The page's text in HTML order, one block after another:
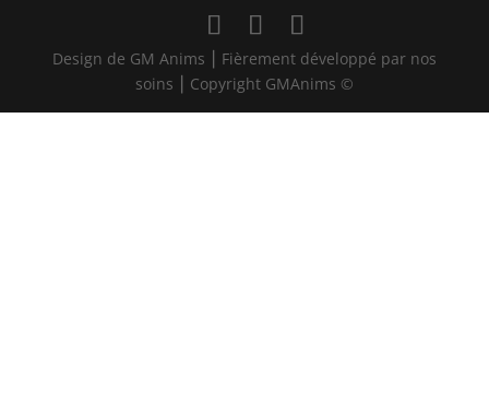
Design de GM Anims ⎮ Fièrement développé par nos
soins ⎮ Copyright GMAnims ©